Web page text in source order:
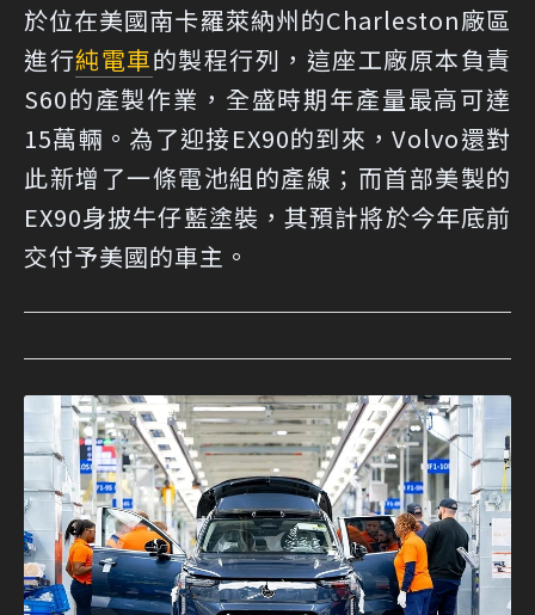
於位在美國南卡羅萊納州的Charleston廠區
進行純電車的製程行列，這座工廠原本負責
S60的產製作業，全盛時期年產量最高可達
15萬輛。為了迎接EX90的到來，Volvo還對
此新增了一條電池組的產線；而首部美製的
EX90身披牛仔藍塗裝，其預計將於今年底前
交付予美國的車主。